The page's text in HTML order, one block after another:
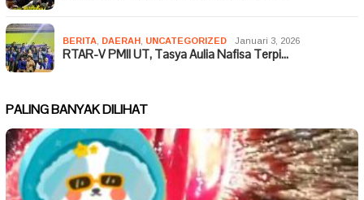
BERITA DAERAH UNCATEGORIZED Januari 3, 2026
RTAR-V PMII UT, Tasya Aulia Nafisa Terpi…
PALING BANYAK DILIHAT